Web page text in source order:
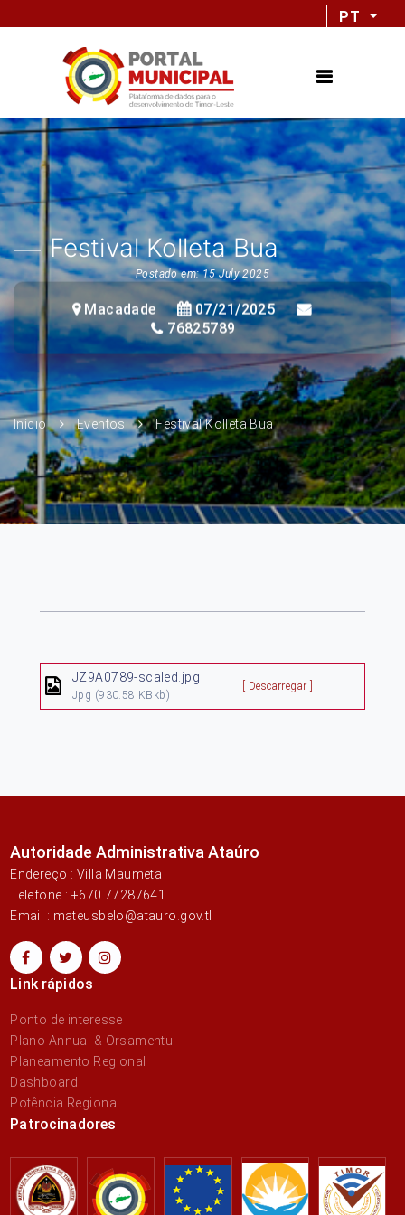
PT
Festival Kolleta Bua
Postado em: 15 July 2025
Macadade
07/21/2025
76825789
Início Eventos Festival Kolleta Bua
JZ9A0789-scaled.jpg
Jpg (930.58 KBkb)
[ Descarregar ]
Autoridade Administrativa Ataúro
Endereço : Villa Maumeta
Telefone : +670 77287641
Email : mateusbelo@atauro.gov.tl
Link rápidos
Ponto de interesse
Plano Annual & Orsamentu
Planeamento Regional
Dashboard
Potência Regional
Patrocinadores